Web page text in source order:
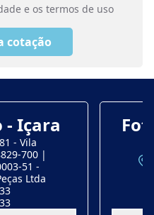
e os termos de uso
cotação
- Içara
- Vila
700 |
51 -
Ltda